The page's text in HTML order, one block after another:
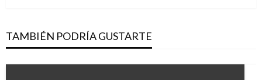
TAMBIÉN PODRÍA GUSTARTE